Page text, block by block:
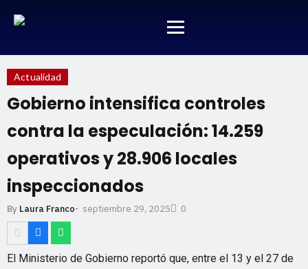
Actualidad
Gobierno intensifica controles
contra la especulación: 14.259
operativos y 28.906 locales
inspeccionados
By Laura Franco- septiembre 29, 2025 0
El Ministerio de Gobierno reportó que, entre el 13 y el 27 de